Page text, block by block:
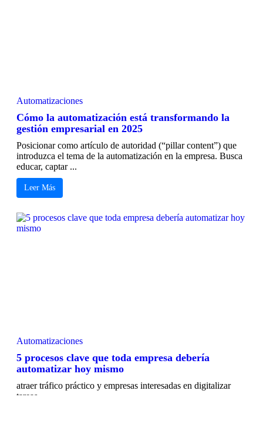
Automatizaciones
Cómo la automatización está transformando la
gestión empresarial en 2025
Posicionar como artículo de autoridad (“pillar content”) que
introduzca el tema de la automatización en la empresa. Busca
educar, captar ...
Leer Más
Automatizaciones
5 procesos clave que toda empresa debería
automatizar hoy mismo
atraer tráfico práctico y empresas interesadas en digitalizar
tareas ...